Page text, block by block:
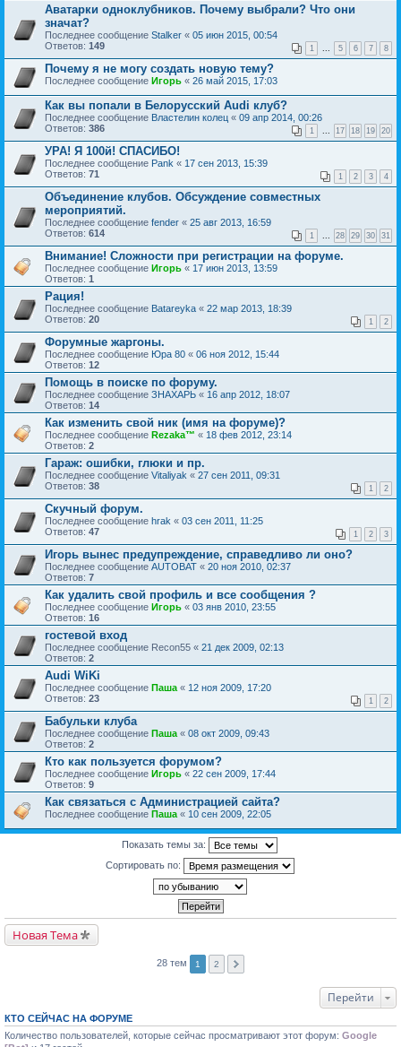
Аватарки одноклубников. Почему выбрали? Что они
значат?
Последнее сообщение Stalker « 05 июн 2015, 00:54
Ответов: 149 1 ... 5 6 7 8
Почему я не могу создать новую тему?
Последнее сообщение Игорь « 26 май 2015, 17:03
Как вы попали в Белорусский Audi клуб?
Последнее сообщение Властелин колец « 09 апр 2014, 00:26
Ответов: 386 1 ... 17 18 19 20
УРА! Я 100й! СПАСИБО!
Последнее сообщение Pank « 17 сен 2013, 15:39
Ответов: 71 1 2 3 4
Объединение клубов. Обсуждение совместных
мероприятий.
Последнее сообщение fender « 25 авг 2013, 16:59
Ответов: 614 1 ... 28 29 30 31
Внимание! Сложности при регистрации на форуме.
Последнее сообщение Игорь « 17 июн 2013, 13:59
Ответов: 1
Рация!
Последнее сообщение Batareyka « 22 мар 2013, 18:39
Ответов: 20 1 2
Форумные жаргоны.
Последнее сообщение Юра 80 « 06 ноя 2012, 15:44
Ответов: 12
Помощь в поиске по форуму.
Последнее сообщение ЗНАХАРЬ « 16 апр 2012, 18:07
Ответов: 14
Как изменить свой ник (имя на форуме)?
Последнее сообщение Rezaka™ « 18 фев 2012, 23:14
Ответов: 2
Гараж: ошибки, глюки и пр.
Последнее сообщение Vitaliyak « 27 сен 2011, 09:31
Ответов: 38 1 2
Скучный форум.
Последнее сообщение hrak « 03 сен 2011, 11:25
Ответов: 47 1 2 3
Игорь вынес предупреждение, справедливо ли оно?
Последнее сообщение AUTOBAT « 20 ноя 2010, 02:37
Ответов: 7
Как удалить свой профиль и все сообщения ?
Последнее сообщение Игорь « 03 янв 2010, 23:55
Ответов: 16
гостевой вход
Последнее сообщение Recon55 « 21 дек 2009, 02:13
Ответов: 2
Audi WiKi
Последнее сообщение Паша « 12 ноя 2009, 17:20
Ответов: 23 1 2
Бабульки клуба
Последнее сообщение Паша « 08 окт 2009, 09:43
Ответов: 2
Кто как пользуется форумом?
Последнее сообщение Игорь « 22 сен 2009, 17:44
Ответов: 9
Как связаться с Администрацией сайта?
Последнее сообщение Паша « 10 сен 2009, 22:05
Показать темы за:
Сортировать по:
Новая Тема
28 тем 1 2
Перейти
КТО СЕЙЧАС НА ФОРУМЕ
Количество пользователей, которые сейчас просматривают этот форум: Google